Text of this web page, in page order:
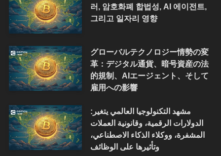
러, 암호화폐 합법성, AI 에이전트,
그리고 일자리 영향
グローバルテクノロジー情勢の変
革：デジタル通貨、暗号資産の法
的規制、AIエージェント、そして
雇用への影響
مشهد التكنولوجيا العالمي يتغير:
الدولارات الرقمية، وقانونية العملات
المشفرة، ووكلاء الذكاء الاصطناعي،
وتأثيرها على الوظائف